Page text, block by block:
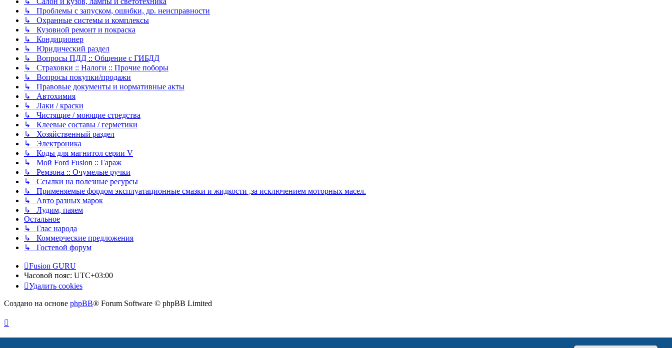
↳ Проблемы с запуском, ошибки, др. неисправности
↳ Охранные системы и комплексы
↳ Кузовной ремонт и покраска
↳ Кондиционер
↳ Юридический раздел
↳ Вопросы ПДД :: Общение с ГИБДД
↳ Страховки :: Налоги :: Прочие поборы
↳ Вопросы покупки/продажи
↳ Правовые документы и нормативные акты
↳ Автохимия
↳ Лаки / краски
↳ Чистящие / моющие стредства
↳ Клеевые составы / герметики
↳ Хозяйственный раздел
↳ Электроника
↳ Коды для магнитол серии V
↳ Мой Ford Fusion :: Гараж
↳ Ремзона :: Очумелые ручки
↳ Ссылки на полезные ресурсы
↳ Применяемые фордом эксплуатационные смазки и жидкости ,за исключением моторных масел.
↳ Авто разных марок
↳ Лудим, паяем
Остальное
↳ Глас народа
↳ Коммерческие предложения
↳ Гостевой форум
Fusion GURU
Часовой пояс: UTC+03:00
Удалить cookies
Создано на основе phpBB® Forum Software © phpBB Limited